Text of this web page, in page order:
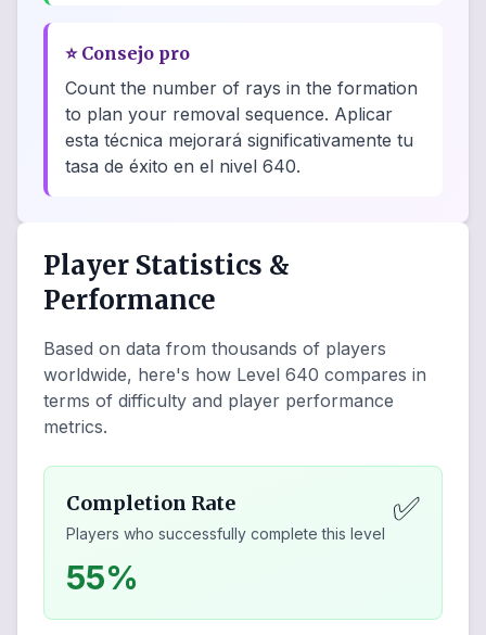
⭐ Consejo pro
Count the number of rays in the formation
to plan your removal sequence. Aplicar
esta técnica mejorará significativamente tu
tasa de éxito en el nivel 640.
Player Statistics &
Performance
Based on data from thousands of players
worldwide, here's how Level 640 compares in
terms of difficulty and player performance
metrics.
Completion Rate
Players who successfully complete this level
✅
55%